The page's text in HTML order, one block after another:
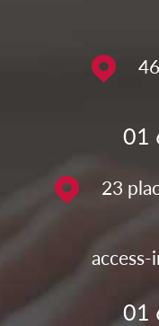
01
23
01